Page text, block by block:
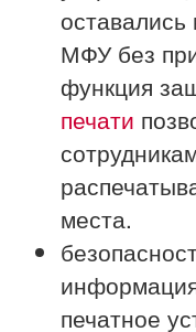
оставались
МФУ без
функция
печати
места.
печатное